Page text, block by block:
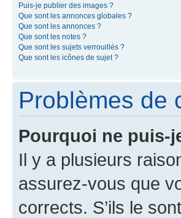
Puis-je publier des images ?
Que sont les annonces globales ?
Que sont les annonces ?
Que sont les notes ?
Que sont les sujets verrouillés ?
Que sont les icônes de sujet ?
Problèmes de
Pourquoi ne puis-
Il y a plusieurs
assurez-vous que
corrects. S’ils le